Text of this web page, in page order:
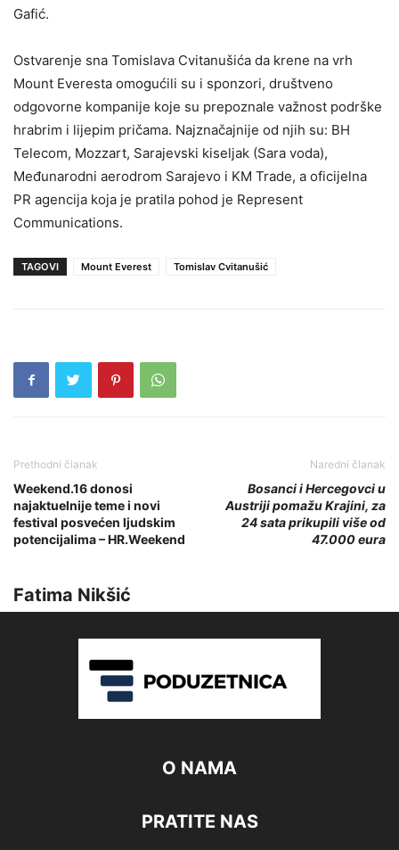
Gafić.
Ostvarenje sna Tomislava Cvitanušića da krene na vrh
Mount Everesta omogućili su i sponzori, društveno
odgovorne kompanije koje su prepoznale važnost podrške
hrabrim i lijepim pričama. Najznačajnije od njih su: BH
Telecom, Mozzart, Sarajevski kiseljak (Sara voda),
Međunarodni aerodrom Sarajevo i KM Trade, a oficijelna
PR agencija koja je pratila pohod je Represent
Communications.
TAGOVI Mount Everest Tomislav Cvitanušić
Prethodni članak
Weekend.16 donosi
najaktuelnije teme i novi
festival posvećen ljudskim
potencijalima – HR.Weekend
Naredni članak
Bosanci i Hercegovci u
Austriji pomažu Krajini, za
24 sata prikupili više od
47.000 eura
Fatima Nikšić
O NAMA
PRATITE NAS